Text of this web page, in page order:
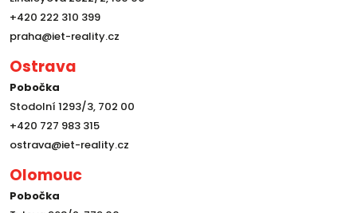
+420 222 310 399
praha@iet-reality.cz
Ostrava
Pobočka
Stodolní 1293/3, 702 00
+420 727 983 315
ostrava@iet-reality.cz
Olomouc
Pobočka